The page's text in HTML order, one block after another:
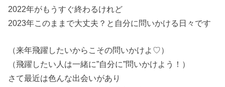
2022年がもうすぐ終わるけれど
2023年このままで大丈夫？と自分に問いかける日々です
（来年飛躍したいからこその問いかけよ♡）
（飛躍したい人は一緒に”自分に”問いかけよう！）
さて最近は色んな出会いがあり